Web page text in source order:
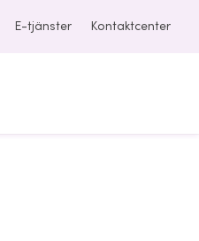
E-tjänster Kontaktcenter